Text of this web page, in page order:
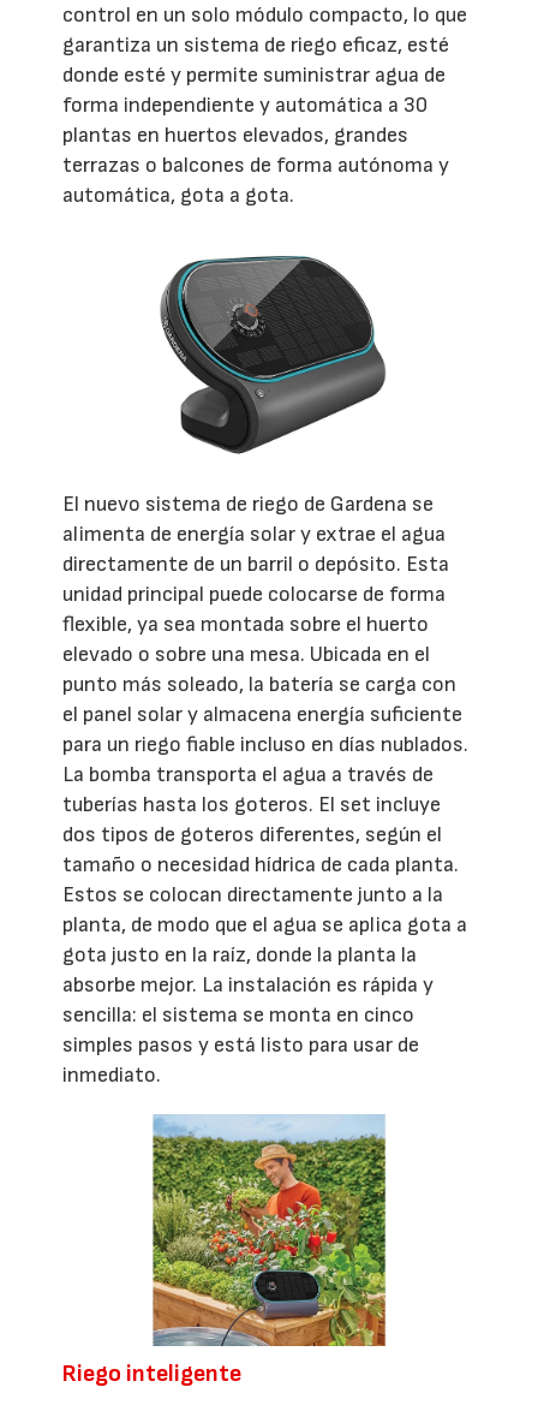
control en un solo módulo compacto, lo que
garantiza un sistema de riego eficaz, esté
donde esté y permite suministrar agua de
forma independiente y automática a 30
plantas en huertos elevados, grandes
terrazas o balcones de forma autónoma y
automática, gota a gota.
El nuevo sistema de riego de Gardena se
alimenta de energía solar y extrae el agua
directamente de un barril o depósito. Esta
unidad principal puede colocarse de forma
flexible, ya sea montada sobre el huerto
elevado o sobre una mesa. Ubicada en el
punto más soleado, la batería se carga con
el panel solar y almacena energía suficiente
para un riego fiable incluso en días nublados.
La bomba transporta el agua a través de
tuberías hasta los goteros. El set incluye
dos tipos de goteros diferentes, según el
tamaño o necesidad hídrica de cada planta.
Estos se colocan directamente junto a la
planta, de modo que el agua se aplica gota a
gota justo en la raíz, donde la planta la
absorbe mejor. La instalación es rápida y
sencilla: el sistema se monta en cinco
simples pasos y está listo para usar de
inmediato.
Riego inteligente